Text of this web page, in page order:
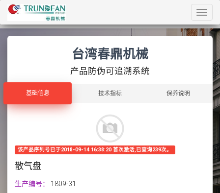
台湾春鼎机械
产品防伪可追溯系统
基础信息 技术指标 保养说明
基础信息
该产品序列号已于2018-09-14 16:38:20 首次激活,已查询239次。
散气盘
生产编号：
1809-31